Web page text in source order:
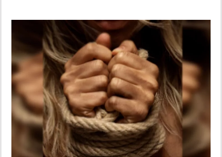
DEPORTES
MUNDO
INSÓLITAS
MULTIMEDIA